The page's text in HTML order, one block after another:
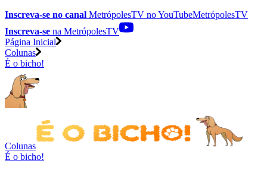
Inscreva-se no canal MetrópolesTV noYouTubeMetrópolesTV
Inscreva-se na MetrópolesTV
Página Inicial
Colunas
É o bicho!
Colunas
É o bicho!